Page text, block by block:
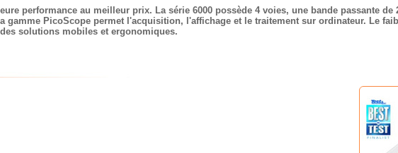
performance au meilleur prix. La série 6000 possède 4 voies, une bande passante de
PicoScope permet l'acquisition, l'affichage et le traitement sur ordinateur. Le
solutions mobiles et ergonomiques.